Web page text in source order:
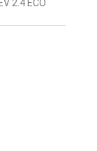
2.4 ECO